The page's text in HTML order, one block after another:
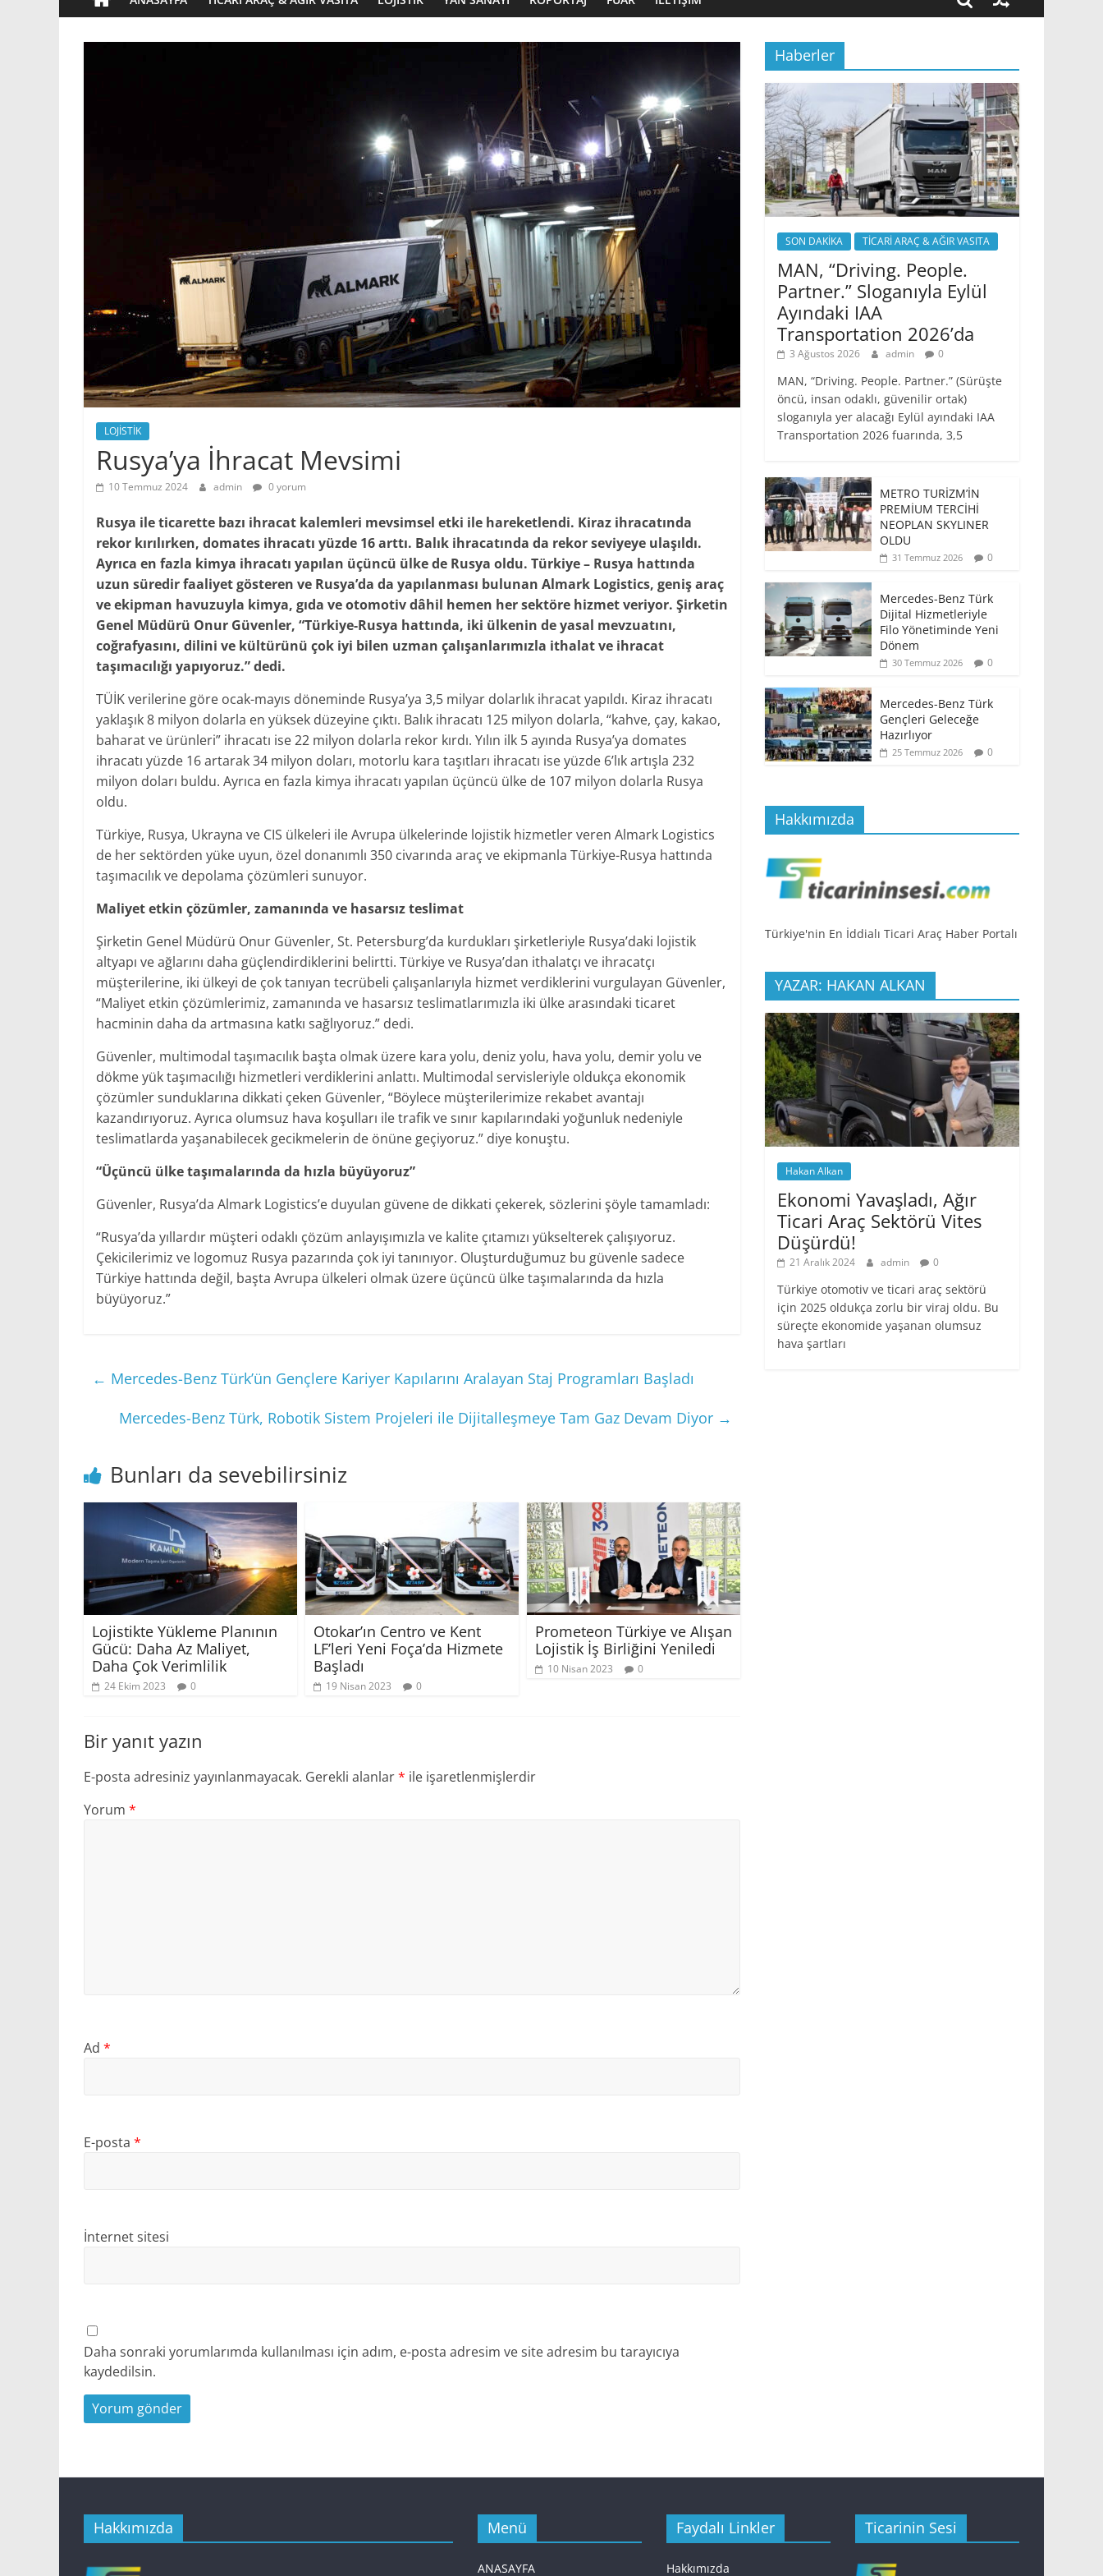
LOJİSTİK
Rusya’ya İhracat Mevsimi
10 Temmuz 2024 admin 0 yorum
Rusya ile ticarette bazı ihracat kalemleri mevsimsel etki ile hareketlendi. Kiraz ihracatında
rekor kırılırken, domates ihracatı yüzde 16 arttı. Balık ihracatında da rekor seviyeye ulaşıldı.
Ayrıca en fazla kimya ihracatı yapılan üçüncü ülke de Rusya oldu. Türkiye – Rusya hattında
uzun süredir faaliyet gösteren ve Rusya’da da yapılanması bulunan Almark Logistics, geniş araç
ve ekipman havuzuyla kimya, gıda ve otomotiv dâhil hemen her sektöre hizmet veriyor. Şirketin
Genel Müdürü Onur Güvenler, “Türkiye-Rusya hattında, iki ülkenin de yasal mevzuatını,
coğrafyasını, dilini ve kültürünü çok iyi bilen uzman çalışanlarımızla ithalat ve ihracat
taşımacılığı yapıyoruz.” dedi.
TÜİK verilerine göre ocak-mayıs döneminde Rusya’ya 3,5 milyar dolarlık ihracat yapıldı. Kiraz ihracatı
yaklaşık 8 milyon dolarla en yüksek düzeyine çıktı. Balık ihracatı 125 milyon dolarla, “kahve, çay, kakao,
baharat ve ürünleri” ihracatı ise 22 milyon dolarla rekor kırdı. Yılın ilk 5 ayında Rusya’ya domates
ihracatı yüzde 16 artarak 34 milyon doları, motorlu kara taşıtları ihracatı ise yüzde 6’lık artışla 232
milyon doları buldu. Ayrıca en fazla kimya ihracatı yapılan üçüncü ülke de 107 milyon dolarla Rusya
oldu.
Türkiye, Rusya, Ukrayna ve CIS ülkeleri ile Avrupa ülkelerinde lojistik hizmetler veren Almark Logistics
de her sektörden yüke uyun, özel donanımlı 350 civarında araç ve ekipmanla Türkiye-Rusya hattında
taşımacılık ve depolama çözümleri sunuyor.
Maliyet etkin çözümler, zamanında ve hasarsız teslimat
Şirketin Genel Müdürü Onur Güvenler, St. Petersburg’da kurdukları şirketleriyle Rusya’daki lojistik
altyapı ve ağlarını daha güçlendirdiklerini belirtti. Türkiye ve Rusya’dan ithalatçı ve ihracatçı
müşterilerine, iki ülkeyi de çok tanıyan tecrübeli çalışanlarıyla hizmet verdiklerini vurgulayan Güvenler,
“Maliyet etkin çözümlerimiz, zamanında ve hasarsız teslimatlarımızla iki ülke arasındaki ticaret
hacminin daha da artmasına katkı sağlıyoruz.” dedi.
Güvenler, multimodal taşımacılık başta olmak üzere kara yolu, deniz yolu, hava yolu, demir yolu ve
dökme yük taşımacılığı hizmetleri verdiklerini anlattı. Multimodal servisleriyle oldukça ekonomik
çözümler sunduklarına dikkati çeken Güvenler, “Böylece müşterilerimize rekabet avantajı
kazandırıyoruz. Ayrıca olumsuz hava koşulları ile trafik ve sınır kapılarındaki yoğunluk nedeniyle
teslimatlarda yaşanabilecek gecikmelerin de önüne geçiyoruz.” diye konuştu.
“Üçüncü ülke taşımalarında da hızla büyüyoruz”
Güvenler, Rusya’da Almark Logistics’e duyulan güvene de dikkati çekerek, sözlerini şöyle tamamladı:
“Rusya’da yıllardır müşteri odaklı çözüm anlayışımızla ve kalite çıtamızı yükselterek çalışıyoruz.
Çekicilerimiz ve logomuz Rusya pazarında çok iyi tanınıyor. Oluşturduğumuz bu güvenle sadece
Türkiye hattında değil, başta Avrupa ülkeleri olmak üzere üçüncü ülke taşımalarında da hızla
büyüyoruz.”
← Mercedes-Benz Türk’ün Gençlere Kariyer Kapılarını Aralayan Staj Programları Başladı
Mercedes-Benz Türk, Robotik Sistem Projeleri ile Dijitalleşmeye Tam Gaz Devam Diyor →
Bunları da sevebilirsiniz
Lojistikte Yükleme Planının
Gücü: Daha Az Maliyet,
Daha Çok Verimlilik
24 Ekim 2023 0
Otokar’ın Centro ve Kent
LF’leri Yeni Foça’da Hizmete
Başladı
19 Nisan 2023 0
Prometeon Türkiye ve Alışan
Lojistik İş Birliğini Yeniledi
10 Nisan 2023 0
Bir yanıt yazın
E-posta adresiniz yayınlanmayacak. Gerekli alanlar* ile işaretlenmişlerdir
Yorum *
Ad *
E-posta *
İnternet sitesi
Daha sonraki yorumlarımda kullanılması için adım, e-posta adresim ve site adresim bu tarayıcıya
kaydedilsin.
Haberler
SON DAKİKA TİCARİ ARAÇ & AĞIR VASITA
MAN, “Driving. People.
Partner.” Sloganıyla Eylül
Ayındaki IAA
Transportation 2026’da
3 Ağustos 2026 admin 0
MAN, “Driving. People. Partner.” (Sürüşte
öncü, insan odaklı, güvenilir ortak)
sloganıyla yer alacağı Eylül ayındaki IAA
Transportation 2026 fuarında, 3,5
METRO TURİZM’İN
PREMİUM TERCİHİ
NEOPLAN SKYLINER
OLDU
31 Temmuz 2026 0
Mercedes-Benz Türk
Dijital Hizmetleriyle
Filo Yönetiminde Yeni
Dönem
30 Temmuz 2026 0
Mercedes-Benz Türk
Gençleri Geleceğe
Hazırlıyor
25 Temmuz 2026 0
Hakkımızda
Türkiye'nin En İddialı Ticari Araç Haber Portalı
YAZAR: HAKAN ALKAN
Hakan Alkan
Ekonomi Yavaşladı, Ağır
Ticari Araç Sektörü Vites
Düşürdü!
21 Aralık 2024 admin 0
Türkiye otomotiv ve ticari araç sektörü
için 2025 oldukça zorlu bir viraj oldu. Bu
süreçte ekonomide yaşanan olumsuz
hava şartları
Hakkımızda Menü
ANASAYFA
Faydalı Linkler
Hakkımızda
Ticarinin Sesi